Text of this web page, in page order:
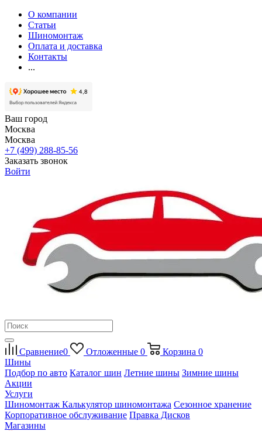
О компании
Статьи
Шиномонтаж
Оплата и доставка
Контакты
...
Ваш город
Москва
Москва
+7 (499) 288-85-56
Заказать звонок
Войти
Сравнение0 Отложенные 0 Корзина 0
Шины
Подбор по авто Каталог шин Летние шины Зимние шины
Акции
Услуги
Шиномонтаж Калькулятор шиномонтажа Сезонное хранение
Корпоративное обслуживание Правка Дисков
Магазины